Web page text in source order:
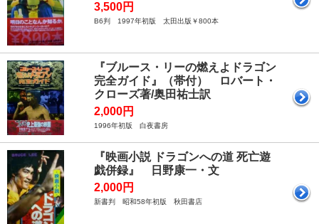
3,500円
B6判 1997年初版 太田出版￥800本
『ブルース・リーの燃えよドラゴン
完全ガイド』（帯付） ロバート・
クローズ著/奥田祐士訳
2,000円
1996年初版 白夜書房
『映画小説 ドラゴンへの道 死亡遊
戯併録』 日野康一・文
2,000円
新書判 昭和58年初版 秋田書店